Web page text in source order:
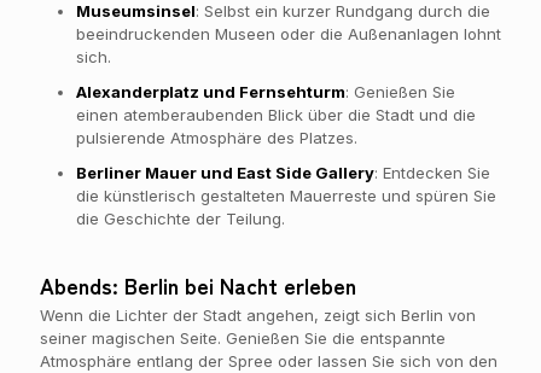
Museumsinsel: Selbst ein kurzer Rundgang durch die
beeindruckenden Museen oder die Außenanlagen lohnt
sich.
Alexanderplatz und Fernsehturm: Genießen Sie
einen atemberaubenden Blick über die Stadt und die
pulsierende Atmosphäre des Platzes.
Berliner Mauer und East Side Gallery: Entdecken Sie
die künstlerisch gestalteten Mauerreste und spüren Sie
die Geschichte der Teilung.
Abends: Berlin bei Nacht erleben
Wenn die Lichter der Stadt angehen, zeigt sich Berlin von
seiner magischen Seite. Genießen Sie die entspannte
Atmosphäre entlang der Spree oder lassen Sie sich von den